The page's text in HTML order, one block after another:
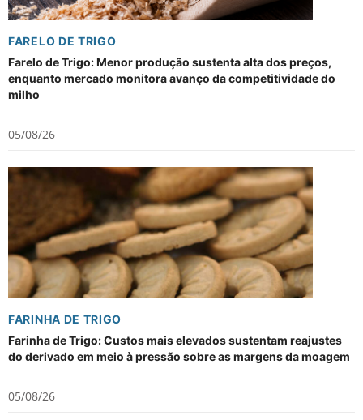
FARELO DE TRIGO
Farelo de Trigo: Menor produção sustenta alta dos preços,
enquanto mercado monitora avanço da competitividade do
milho
05/08/26
FARINHA DE TRIGO
Farinha de Trigo: Custos mais elevados sustentam reajustes
do derivado em meio à pressão sobre as margens da moagem
05/08/26